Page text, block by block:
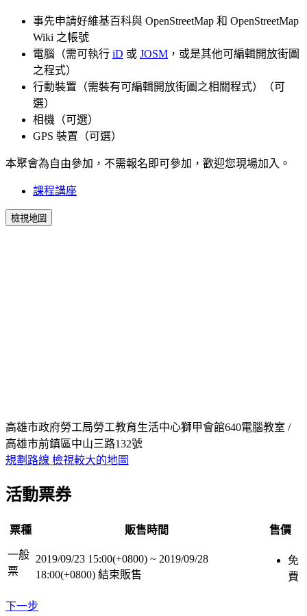
事先申請好維基百科與 OpenStreetMap 和 OpenStreetMap
Wiki 之帳號
電腦（需可執行 iD 或 JOSM ，或是其他可編輯開放街圖
之程式）
行動裝置（需裝有可編輯開放街圖之相關程式）（可
選）
相機（可選）
GPS 裝置（可選）
本聚會為自由參加，不需報名即可參加，歡迎您現場加入。
課程講座
檢視地圖
高雄市政府勞工局勞工教育生活中心獅甲會館640電腦教室 /
高雄市前鎮區中山三路132號
規劃路線 檢視較大的地圖
活動票券
票種 販售時間 售價
一般
票
2019/09/23 15:00(+0800) ~ 2019/09/28
18:00(+0800) 結束販售
免
費
下一步